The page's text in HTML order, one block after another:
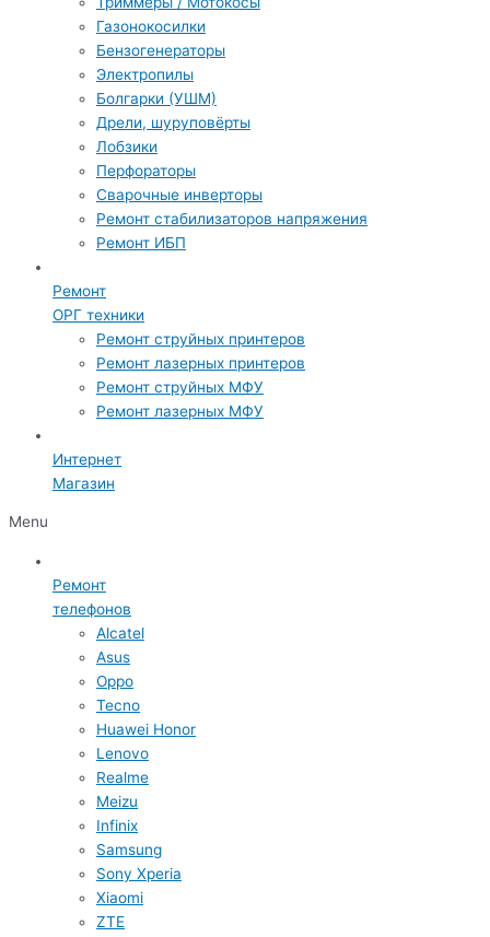
Газонокосилки
Бензогенераторы
Электропилы
Болгарки (УШМ)
Дрели, шуруповёрты
Лобзики
Перфораторы
Сварочные инверторы
Ремонт стабилизаторов напряжения
Ремонт ИБП
Ремонт
ОРГ техники
Ремонт струйных принтеров
Ремонт лазерных принтеров
Ремонт струйных МФУ
Ремонт лазерных МФУ
Интернет
Магазин
Menu
Ремонт
телефонов
Alcatel
Asus
Oppo
Tecno
Huawei Honor
Lenovo
Realme
Meizu
Infinix
Samsung
Sony Xperia
Xiaomi
ZTE